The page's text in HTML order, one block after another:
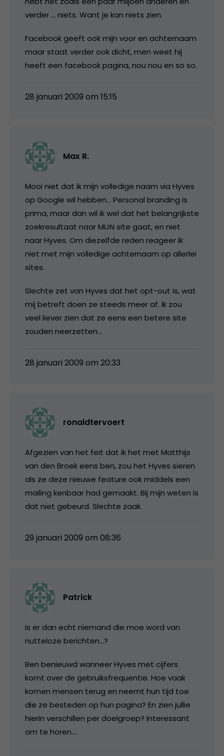
verder … niets. Want je kan niets zien.
Facebook geeft ook mijn voor en achternaam
maar staat verder ook dicht, men weet hij
heeft een facebook pagina, nou nou en so so.
28 januari 2009 om 15:15
Max R.
Mooi niet dat ik mijn volledige naam via Hyves
op Google wil hebben… Personal branding is
prima, maar dan wil ik wel dat het belangrijkste
zoekresultaat naar MIJN site gaat, en niet
naar Hyves. Om diezelfde reden reageer ik
niet met mijn volledige achternaam op allerlei
sites.
Slechte zet van Hyves dat het opt-out is, wat
mij betreft doen ze steeds meer af. Ik zou
veel liever zien dat ze eens een betere site
zouden neerzetten…
28 januari 2009 om 20:33
ronaldtervoert
Afgezien van het feit dat ik het met Matthijs
van den Broek eens ben, zou het Hyves sieren
als ze deze nieuwe feature ook middels een
mailing kenbaar had gemaakt. Bij mijn weten is
dat niet gebeurd. Slechte zaak.
29 januari 2009 om 08:36
Patrick
Is er dan echt niemand die moe word van
nutteloze berichten…?
Ben benieuwd wanneer Hyves met cijfers
komt over de gebruiksfrequentie. Hoe vaak
komen mensen terug en neemt hun tijd toe
die ze besteden op hun pagina? En zien jullie
hierin verschillen per doelgroep? Interessant
om te horen….